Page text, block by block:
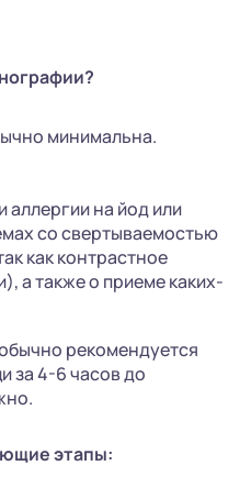
минимальна.
аллергии на йод или
со свертываемостью
как контрастное
а также о приеме каких-
рекомендуется
за 4-6 часов до
этапы: